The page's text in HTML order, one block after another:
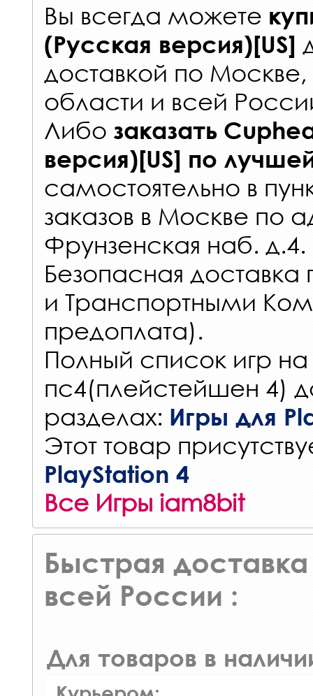
Вы всегда можете
(Русская версия)[US]
доставкой по
области и всей
Либо заказать
версия)[US] по
самостоятельно в
заказов в Москве по
Фрунзенская наб. д.4.
Безопасная
и Транспортными
предоплата).
Полный список игр на
пс4(плейстейшен 4)
разделах: Игры для
Этот товар
PlayStation 4
Все Игры iam8bit
Быстрая доставка
всей России :
Для товаров в